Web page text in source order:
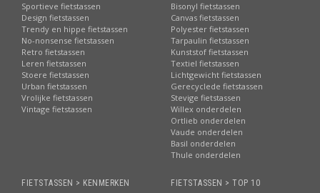
Sportieve fietstassen
Design fietstassen
Trendy en hippe fietstassen
No-nonsense fietstassen
Retro fietstassen
Leren fietstassen
Stoere fietstassen
Urban fietstassen
Vrolijke fietstassen
Vintage fietstassen
Bisonyl fietstassen
Canvas fietstassen
Polyester fietstassen
Tarpaulin fietstassen
Kunststof fietstassen
Textiel fietstassen
Lichtgewicht fietstassen
Gerecyclede fietstassen
Stevige fietstassen
Willex onderdelen
Ortlieb onderdelen
Vaude onderdelen
Basil onderdelen
Thule onderdelen
FIETSTASSEN > KENMERKEN
FIETSTASSEN > TOP 10